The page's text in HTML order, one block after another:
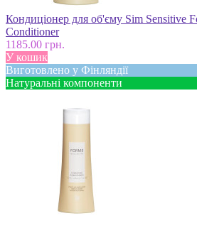
Кондиціонер для об'єму Sim Sensitive
Conditioner
1185.00 грн.
У кошик
Виготовлено у Фінляндії
Натуральні компоненти